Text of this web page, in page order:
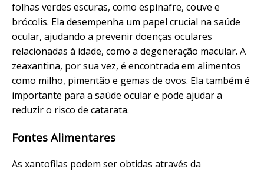
folhas verdes escuras, como espinafre, couve e
brócolis. Ela desempenha um papel crucial na saúde
ocular, ajudando a prevenir doenças oculares
relacionadas à idade, como a degeneração macular. A
zeaxantina, por sua vez, é encontrada em alimentos
como milho, pimentão e gemas de ovos. Ela também é
importante para a saúde ocular e pode ajudar a
reduzir o risco de catarata.
Fontes Alimentares
As xantofilas podem ser obtidas através da